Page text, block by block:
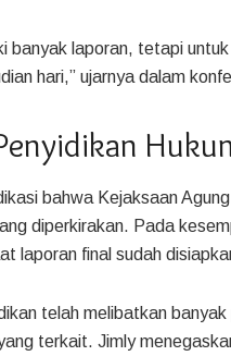
banyak laporan, tetapi
hari,” ujarnya dalam
bahwa Kejaksaan
diperkirakan. Pada
laporan final sudah
telah melibatkan
terkait. Jimly